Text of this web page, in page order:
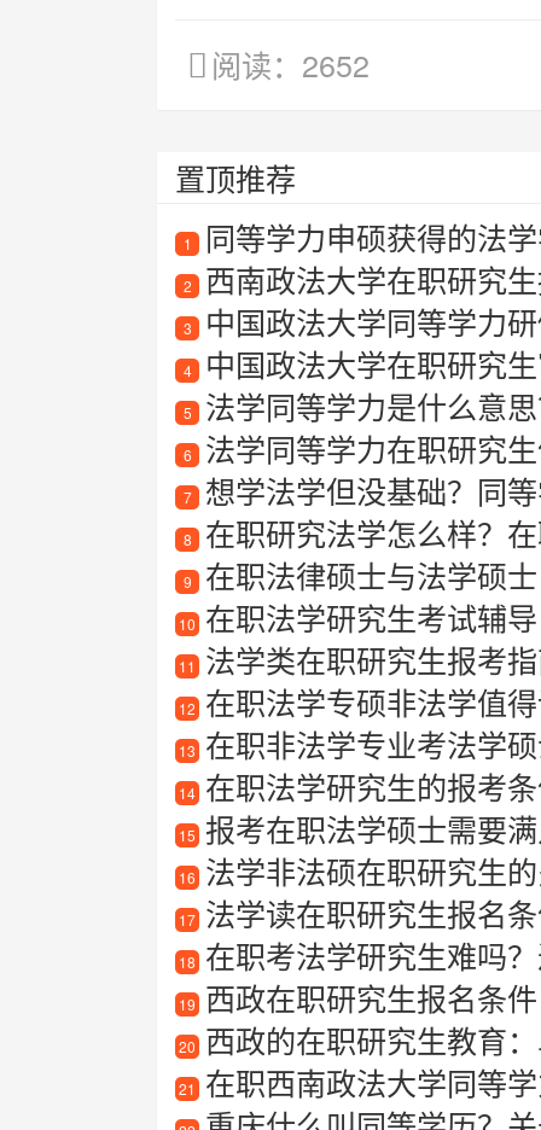
阅读：2652
置顶推荐
1 同等学力申硕获得的法
2 西南政法大学在职研究
3 中国政法大学同等学力
4 中国政法大学在职研究
5 法学同等学力是什么意
6 法学同等学力在职研究生
7 想学法学但没基础？同等
8 在职研究法学怎么样？
9 在职法律硕士与法学硕士
10 在职法学研究生考试辅导
11 法学类在职研究生报考
12 在职法学专硕非法学值
13 在职非法学专业考法学
14 在职法学研究生的报考
15 报考在职法学硕士需要
16 法学非法硕在职研究生
17 法学读在职研究生报名
18 在职考法学研究生难吗
19 西政在职研究生报名条件
20 西政的在职研究生教育
21 在职西南政法大学同等